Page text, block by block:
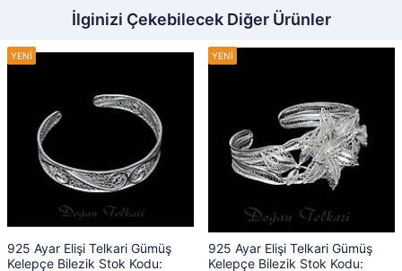
İlginizi Çekebilecek Diğer Ürünler
925 Ayar Elişi Telkari Gümüş
Kelepçe Bilezik Stok Kodu:
925 Ayar Elişi Telkari Gümüş
Kelepçe Bilezik Stok Kodu: